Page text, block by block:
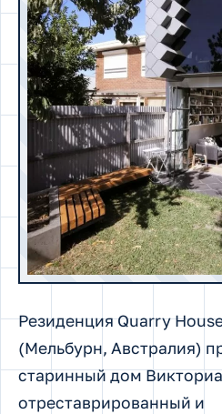
Резиденция Quarry
(Мельбурн, Австралия)
старинный дом
отреставрированный и